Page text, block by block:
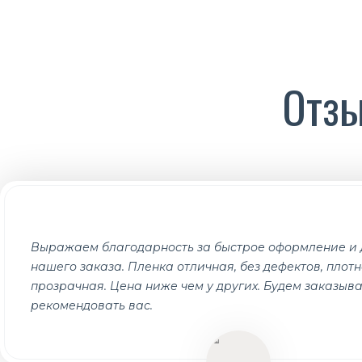
Выражаем благодарность за быстрое оформление и
нашего заказа. Пленка отличная, без дефектов,
прозрачная. Цена ниже чем у других. Будем
рекомендовать вас.